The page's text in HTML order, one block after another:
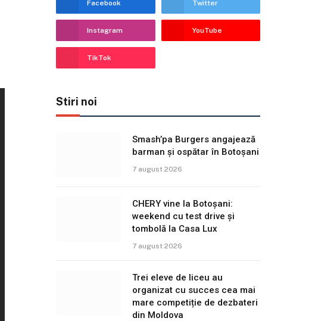
Facebook Twitter
Instagram YouTube
TikTok
Stiri noi
Smash’pa Burgers angajează
barman și ospătar în Botoșani
7 august 2026
CHERY vine la Botoșani:
weekend cu test drive și
tombolă la Casa Lux
7 august 2026
Trei eleve de liceu au
organizat cu succes cea mai
mare competiție de dezbateri
din Moldova